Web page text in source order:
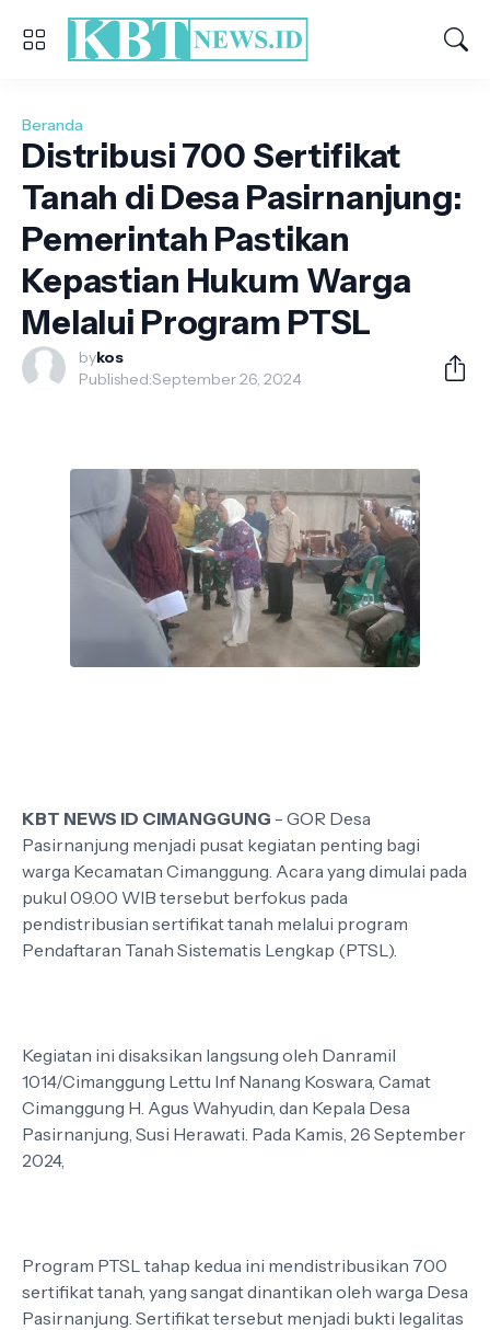
Beranda
Distribusi 700 Sertifikat
Tanah di Desa Pasirnanjung:
Pemerintah Pastikan
Kepastian Hukum Warga
Melalui Program PTSL
bykos
Published:September 26, 2024
KBT NEWS ID CIMANGGUNG - GOR Desa
Pasirnanjung menjadi pusat kegiatan penting bagi
warga Kecamatan Cimanggung. Acara yang dimulai pada
pukul 09.00 WIB tersebut berfokus pada
pendistribusian sertifikat tanah melalui program
Pendaftaran Tanah Sistematis Lengkap (PTSL).
Kegiatan ini disaksikan langsung oleh Danramil
1014/Cimanggung Lettu Inf Nanang Koswara, Camat
Cimanggung H. Agus Wahyudin, dan Kepala Desa
Pasirnanjung, Susi Herawati. Pada Kamis, 26 September
2024,
Program PTSL tahap kedua ini mendistribusikan 700
sertifikat tanah, yang sangat dinantikan oleh warga Desa
Pasirnanjung. Sertifikat tersebut menjadi bukti legalitas